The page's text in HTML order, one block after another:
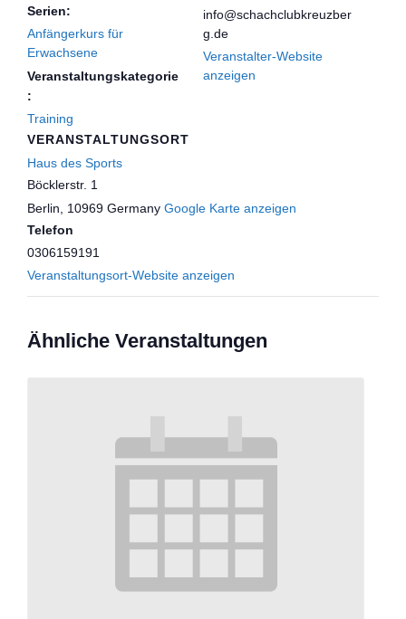
Serien:
Anfängerkurs für
Erwachsene
Veranstaltungskategorie
:
Training
VERANSTALTUNGSORT
Haus des Sports
Böcklerstr. 1
Berlin
10969 Germany Google Karte anzeigen
Telefon
0306159191
Veranstaltungsort-Website anzeigen
info@schachclubkreuzber
g.de
Veranstalter-Website
anzeigen
Ähnliche Veranstaltungen